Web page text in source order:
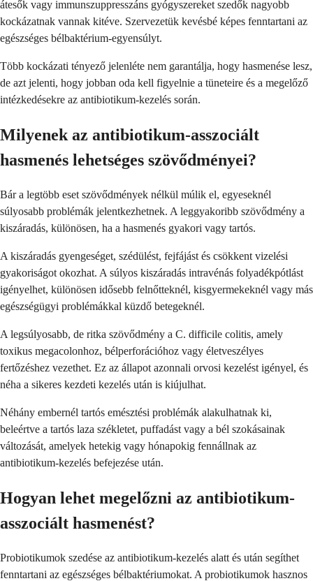
átesők vagy immunszuppresszáns gyógyszereket szedők nagyobb
kockázatnak vannak kitéve. Szervezetük kevésbé képes fenntartani az
egészséges bélbaktérium-egyensúlyt.
Több kockázati tényező jelenléte nem garantálja, hogy hasmenése lesz,
de azt jelenti, hogy jobban oda kell figyelnie a tüneteire és a megelőző
intézkedésekre az antibiotikum-kezelés során.
Milyenek az antibiotikum-asszociált
hasmenés lehetséges szövődményei?
Bár a legtöbb eset szövődmények nélkül múlik el, egyeseknél
súlyosabb problémák jelentkezhetnek. A leggyakoribb szövődmény a
kiszáradás, különösen, ha a hasmenés gyakori vagy tartós.
A kiszáradás gyengeséget, szédülést, fejfájást és csökkent vizelési
gyakoriságot okozhat. A súlyos kiszáradás intravénás folyadékpótlást
igényelhet, különösen idősebb felnőtteknél, kisgyermekeknél vagy más
egészségügyi problémákkal küzdő betegeknél.
A legsúlyosabb, de ritka szövődmény a C. difficile colitis, amely
toxikus megacolonhoz, bélperforációhoz vagy életveszélyes
fertőzéshez vezethet. Ez az állapot azonnali orvosi kezelést igényel, és
néha a sikeres kezdeti kezelés után is kiújulhat.
Néhány embernél tartós emésztési problémák alakulhatnak ki,
beleértve a tartós laza székletet, puffadást vagy a bél szokásainak
változását, amelyek hetekig vagy hónapokig fennállnak az
antibiotikum-kezelés befejezése után.
Hogyan lehet megelőzni az antibiotikum-
asszociált hasmenést?
Probiotikumok szedése az antibiotikum-kezelés alatt és után segíthet
fenntartani az egészséges bélbaktériumokat. A probiotikumok hasznos